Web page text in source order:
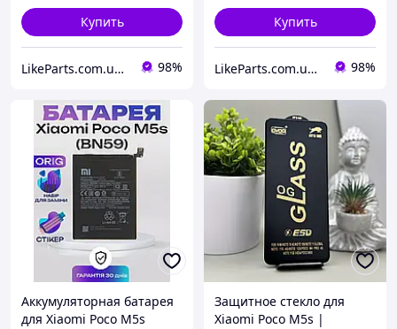
Купить
LikeParts.com.ua - Запчасти для телефонов и планшетов 98%
Купить
LikeParts.com.ua - Запчасти для телефонов и планшетов 98%
Аккумуляторная батарея
для Xiaomi Poco M5s
Защитное стекло для
Xiaomi Poco M5s |